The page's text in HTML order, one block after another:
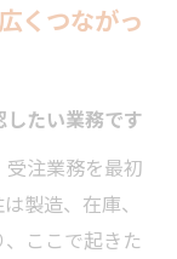
くつながっ
たい業務です
注業務を最初
製造、在庫、
ここで起きた